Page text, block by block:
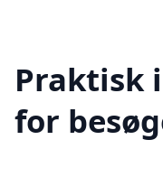
Praktisk
for